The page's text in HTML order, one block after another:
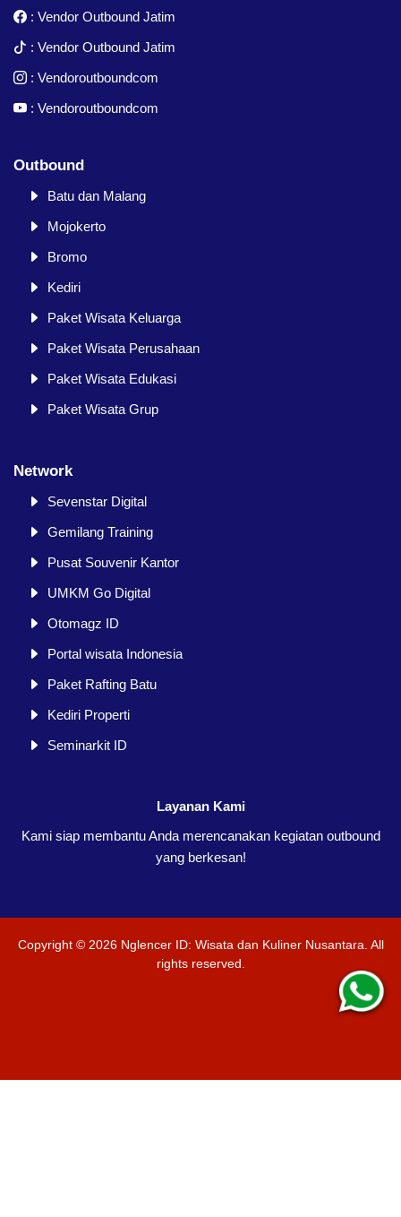
: Vendor Outbound Jatim
: Vendor Outbound Jatim
: Vendoroutboundcom
: Vendoroutboundcom
Outbound
Batu dan Malang
Mojokerto
Bromo
Kediri
Paket Wisata Keluarga
Paket Wisata Perusahaan
Paket Wisata Edukasi
Paket Wisata Grup
Network
Sevenstar Digital
Gemilang Training
Pusat Souvenir Kantor
UMKM Go Digital
Otomagz ID
Portal wisata Indonesia
Paket Rafting Batu
Kediri Properti
Seminarkit ID
Layanan Kami
Kami siap membantu Anda merencanakan kegiatan outbound
yang berkesan!
Copyright © 2026 Nglencer ID: Wisata dan Kuliner Nusantara . All
rights reserved.